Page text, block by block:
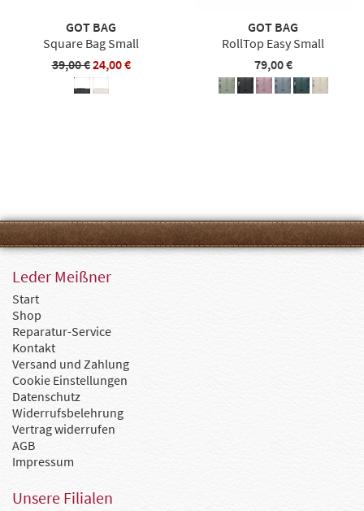
GOT BAG
Square Bag Small
39,00 €24,00 €
GOT BAG
RollTop Easy Small
79,00 €
Leder Meißner
Start
Shop
Reparatur-Service
Kontakt
Versand und Zahlung
Cookie Einstellungen
Datenschutz
Widerrufsbelehrung
Vertrag widerrufen
AGB
Impressum
Unsere Filialen